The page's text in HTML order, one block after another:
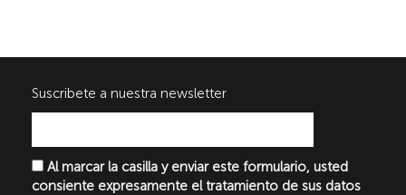
Suscribete a nuestra newsletter
Al marcar la casilla y enviar este formulario, usted
consiente expresamente el tratamiento de sus datos